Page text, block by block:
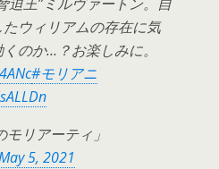
ウィリアムの存在に気
のか…？お楽しみに。
#モリアニ
リアーティ」
5, 2021